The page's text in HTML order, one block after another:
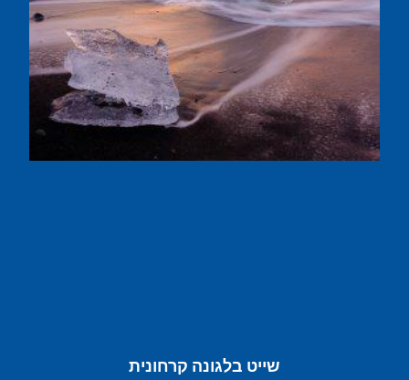
שייט בלגונה קרחונית